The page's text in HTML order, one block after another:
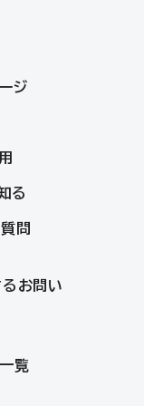
ジ
る
問
お問い
覧